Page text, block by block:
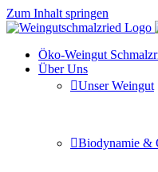
Zum Inhalt springen
Öko-Weingut
Über Uns
Unser Weingut
Biodynamie &